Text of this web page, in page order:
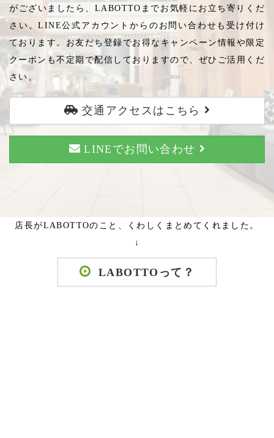
がございましたら、LABOTTOまでお気軽にお立ち寄りくだ
さい。LINE公式アカウントからのお問い合わせも受け付け
ております。お友だち登録でお得なキャンペーン情報や限定
クーポンも不定期で配信しておりますので、ぜひご活用くだ
さい。
交通アクセスはこちら
LINEでお問い合わせ
店長がLABOTTOのこと、くわしくまとめてくれました。
↓
LABOTTOって？